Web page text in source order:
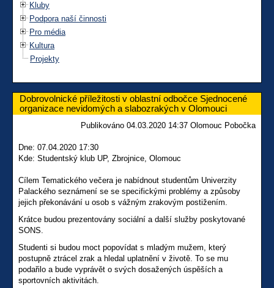
Kluby
Podpora naší činnosti
Pro média
Kultura
Projekty
Dobrovolnické příležitosti v oblastní odbočce Sjednocené
organizace nevidomých a slabozrakých v Olomouci
Publikováno 04.03.2020 14:37 Olomouc Pobočka
Dne: 07.04.2020 17:30
Kde: Studentský klub UP, Zbrojnice, Olomouc
Cílem Tematického večera je nabídnout studentům Univerzity
Palackého seznámení se se specifickými problémy a způsoby
jejich překonávání u osob s vážným zrakovým postižením.
Krátce budou prezentovány sociální a další služby poskytované
SONS.
Studenti si budou moct popovídat s mladým mužem, který
postupně ztrácel zrak a hledal uplatnění v životě. To se mu
podařilo a bude vyprávět o svých dosažených úspěších a
sportovních aktivitách.